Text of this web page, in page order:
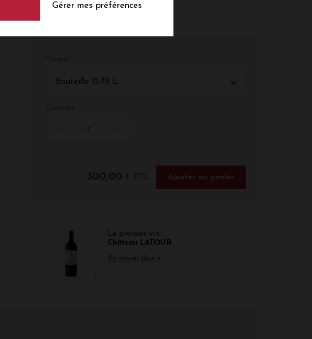
Gérer mes préférences
Bouteille 0,75 L
300,00 € TTC Ajouter au panier
Le premier vin
Château LATOUR
En savoir plus +